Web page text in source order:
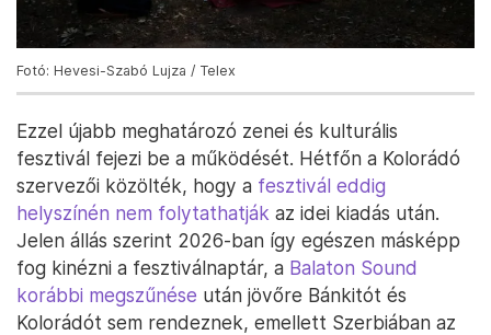
Fotó: Hevesi-Szabó Lujza / Telex
Ezzel újabb meghatározó zenei és kulturális
fesztivál fejezi be a működését. Hétfőn a Kolorádó
szervezői közölték, hogy a fesztivál eddig
helyszínén nem folytathatják az idei kiadás után.
Jelen állás szerint 2026-ban így egészen másképp
fog kinézni a fesztiválnaptár, a Balaton Sound
korábbi megszűnése után jövőre Bánkitót és
Kolorádót sem rendeznek, emellett Szerbiában az